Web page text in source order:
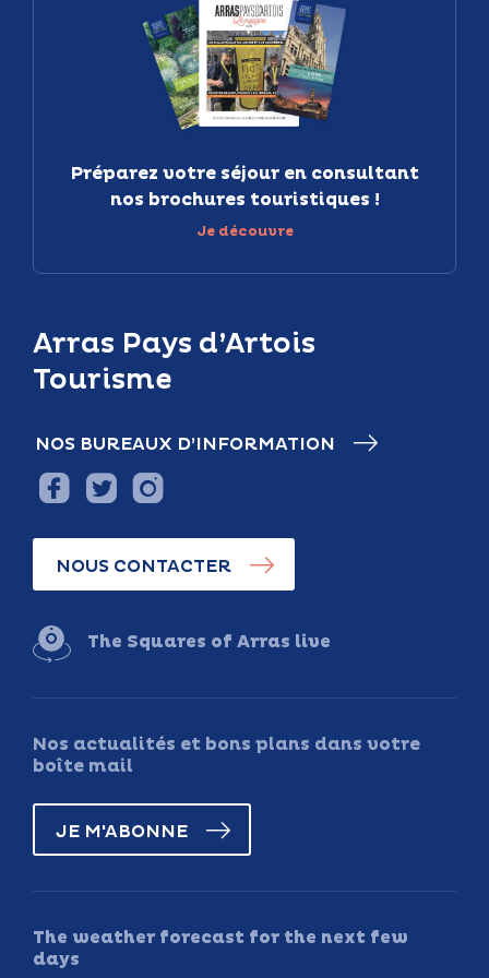
Arras Pays d’Artois
Tourisme
NOS BUREAUX D’INFORMATION
NOUS CONTACTER
The Squares of Arras live
Nos actualités et bons plans dans votre
boîte mail
JE M'ABONNE
The weather forecast for the next few
days
Préparez votre séjour en consultant
nos brochures touristiques !
Je découvre